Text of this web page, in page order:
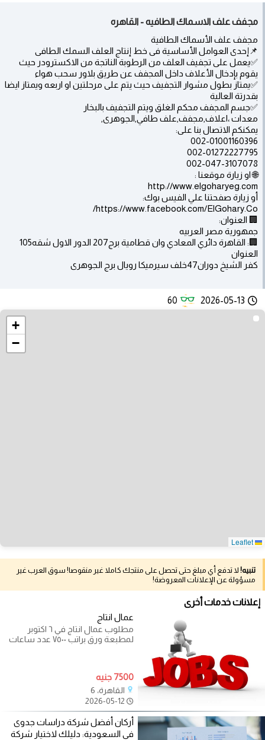
مجفف علف الاسماك الطافيه - القاهره
مجفف علف الأسماك الطافية
📌إحدى العوامل الأساسية فى خط إنتاج العلف السمك الطافى
✅يعمل على تجفيف العلف من الرطوبة الناتجة من الاكسترودر حيث
يقوم بإدخال الأعلاف داخل المجفف عن طريق بلاور سحب هواء
✅يمتاز بطول مشوار التجفيف حيث يتم على مرحلتين او اربعه ويمتاز ايضا
بقدرتة العالية
✅جسم المجفف محكم الغلق ويتم التجفيف بالبخار
معدات ،اعلاف,مجفف,علف طافي,الجوهرى,
يمكنكم الاتصال بنا على:
002-01001160396
002-01272227795
002-047-3107078
🌐 او زيارة موقعنا :
http://www.elgoharyeg.com
أو زيارة صفحتنا علي الفيس بوك:
https://www.facebook.com/ElGohary.Co/
🏢 العنوان:
جمهورية مصر العربيه
🏢: القاهرة دائري المعادي وان قطامية برج207 الدور الاول شقه105
العنوان
كفر الشيخ دوران47خلف سيرميكا رويال برج الجوهرى
2026-05-13
60
+
−
تنبيه! لا تدفع أي مبلغ حتى تحصل على منتجك كاملا غير منقوصا! سوق العرب غير
مسؤولة عن الإعلانات المعروضة!
إعلانات خدمات أخرى
عمال انتاج
مطلوب عمال انتاج في ٦ اكتوبر
لمطبعة ورق براتب ٧٥٠٠ عدد ساعات
7500 جنيه
القاهرة، 6
أركان أفضل شركة دراسات جدوى
في السعودية: دليلك لاختيار شركة